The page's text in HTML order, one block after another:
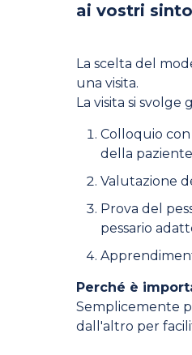
ai vostri
La scelta del
una visita.
La visita si
Colloquio
della
Valutazione
Prova del
pessario
Perché è
Semplicemente
dall'altro per